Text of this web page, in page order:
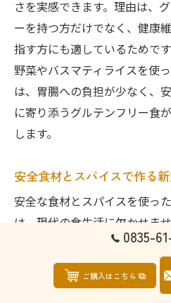
さを実感できます。理由は、
ーを持つ方だけでなく、健康
指す方にも適しているためで
野菜やバスマティライスを使
は、胃腸への負担が少なく、
に寄り添うグルテンフリー食
します。
安全食材とスパイスで作る
安全な食材とスパイスを使っ
は、現代の食生活に欠かせま
ーや健康志向の高まりにより
視されているからです。具体
と地元野菜を用いたグルテン
0835-
ご購入はこちら